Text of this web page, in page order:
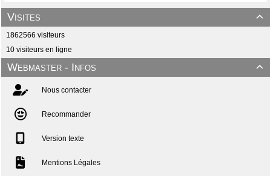

Visites
1862566 visiteurs
10 visiteurs en ligne

Webmaster - Infos
Nous contacter
Recommander
Version texte
Mentions Légales